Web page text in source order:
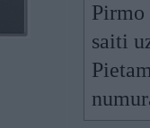
saiti